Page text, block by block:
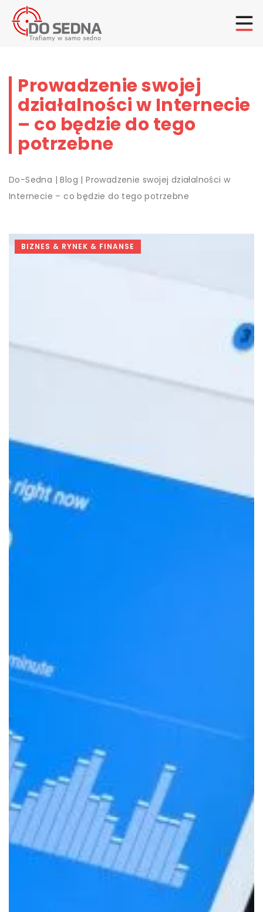
Prowadzenie swojej
działalności w Internecie
– co będzie do tego
potrzebne
Do-Sedna |Blog |Prowadzenie swojej działalności w
Internecie – co będzie do tego potrzebne
BIZNES & RYNEK & FINANSE